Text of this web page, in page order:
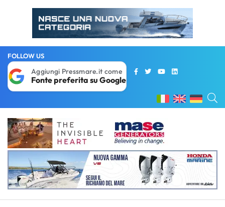
FOLLOW US
Aggiungi Pressmare.it come
Fonte preferita su Google